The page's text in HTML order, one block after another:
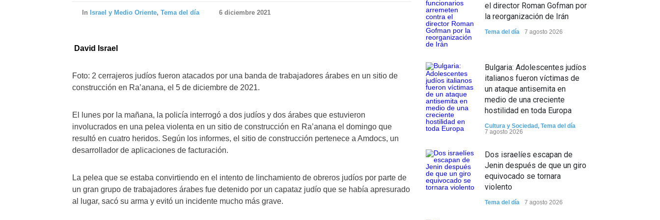
In Israel y Medio Oriente, Tema del día 6 diciembre 2021
David Israel
Foto: 2 cerrajeros judíos fueron atacados por una banda de trabajadores árabes en un sitio de
construcción en Ra’anana, el 5 de diciembre de 2021.
El lunes por la mañana, la policía interrogó a dos judíos y dos árabes que estuvieron
involucrados en una pelea violenta en un sitio de construcción en Ra’anana el domingo que
resultó en cuatro heridos. Según los informes, el sitio de construcción pertenece a Amdocs, un
desarrollador de aplicaciones de facturación.
La pelea que se estaba convirtiendo en el intento de linchamiento de obreros judíos por parte de
un gran grupo de trabajadores árabes fue detenido por un capataz judío que se había apresurado
al lugar, sacó su arma y evitó un incidente mucho más grave.
el director Roman Gofman por
la reorganización de Irán
Tema del día 7 agosto 2026
Bulgaria: Adolescentes judíos
italianos fueron víctimas de
un ataque antisemita en
medio de una creciente
hostilidad en toda Europa
Cultura y Sociedad, Tema del día
7 agosto 2026
Dos israelíes escapan de
Jenin después de que un giro
equivocado se tornara
violento
Tema del día 7 agosto 2026